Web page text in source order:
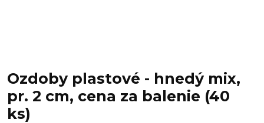
Ozdoby plastové - hnedý mix,
pr. 2 cm, cena za balenie (40
ks)